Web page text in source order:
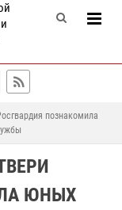
познакомила
ЮНЫХ